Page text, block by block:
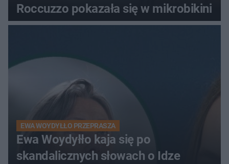
Roccuzzo pokazała się w mikrobikini
EWA WOYDYŁŁO PRZEPRASZA
Ewa Woydyłło kaja się po
skandalicznych słowach o Idze